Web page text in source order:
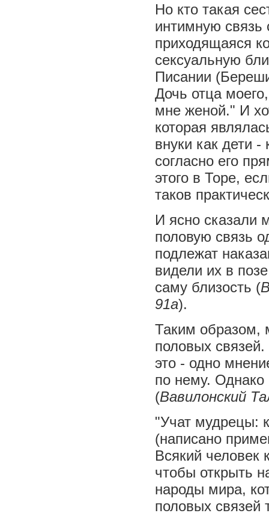
Но кто такая
интимную связь
приходящаяся
сексуальную
Писании
Дочь отца
мне женой." И
которая
внуки как дети
согласно его
этого в Торе,
таков
И ясно сказали
половую связь
подлежат
видели их в
саму близость (
91а).
Таким образом,
половых
это - одно
по нему. Однако
(Вавилонский
"Учат мудрецы:
(написано
Всякий человек
чтобы открыть
народы мира,
половых связей